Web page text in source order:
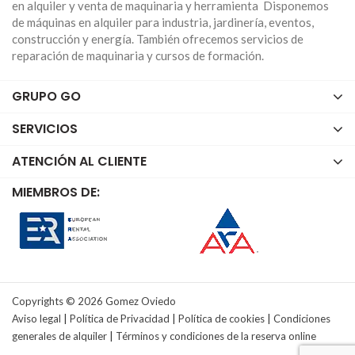
Visita nuestra web o ven a vernos en cualquiera de
nuestras sedes en Asturias, Cantabria, Madrid o
Málaga. Compramaquinaria de cortacésped
maquinaria que mejor se adapte a tu proyecto. O si lo
cortacésped
en alquiler y venta de maquinaria y herramienta Disponemos
de máquinas en alquiler para industria, jardinería, eventos,
construcción y energía. También ofrecemos servicios de
reparación de maquinaria y cursos de formación.
GRUPO GO
SERVICIOS
ATENCIÓN AL CLIENTE
MIEMBROS DE:
Copyrights © 2026 Gomez Oviedo
Aviso legal
Política de Privacidad Política de cookies
Condiciones
generales de alquiler
Términos y condiciones de la reserva online